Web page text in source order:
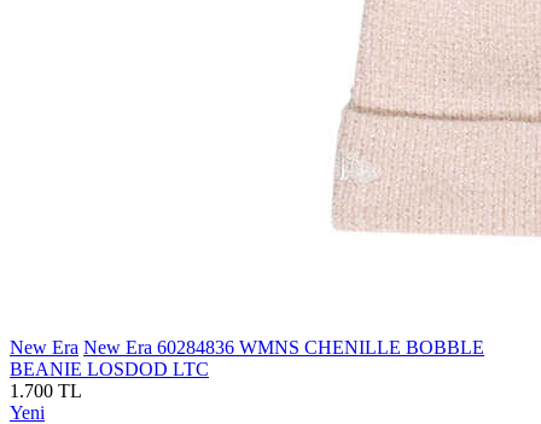
New Era New Era 60284836 WMNS CHENILLE BOBBLE
BEANIE LOSDOD LTC
1.700 TL
Yeni